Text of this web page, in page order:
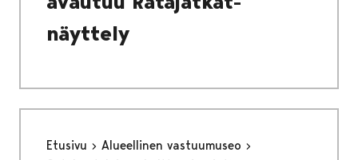
näyttely
Etusivu
Alueellinen vastuumuseo